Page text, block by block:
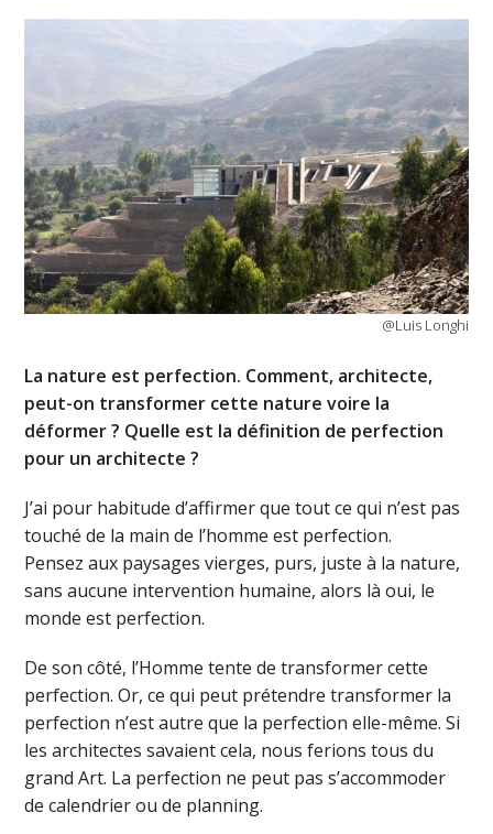
@Luis Longhi
La nature est perfection. Comment, architecte,
peut-on transformer cette nature voire la
déformer ? Quelle est la définition de perfection
pour un architecte ?
J’ai pour habitude d’affirmer que tout ce qui n’est pas
touché de la main de l’homme est perfection.
Pensez aux paysages vierges, purs, juste à la nature,
sans aucune intervention humaine, alors là oui, le
monde est perfection.
De son côté, l’Homme tente de transformer cette
perfection. Or, ce qui peut prétendre transformer la
perfection n’est autre que la perfection elle-même. Si
les architectes savaient cela, nous ferions tous du
grand Art. La perfection ne peut pas s’accommoder
de calendrier ou de planning.